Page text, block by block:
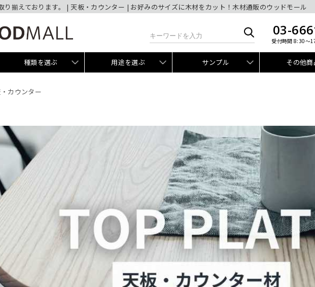
り揃えております。 | 天板・カウンター | お好みのサイズに木材をカット！木材通販のウッドモール
03-
受付時間 8:30～
種類を選ぶ 用途を選ぶ サンプル その他
カウンター